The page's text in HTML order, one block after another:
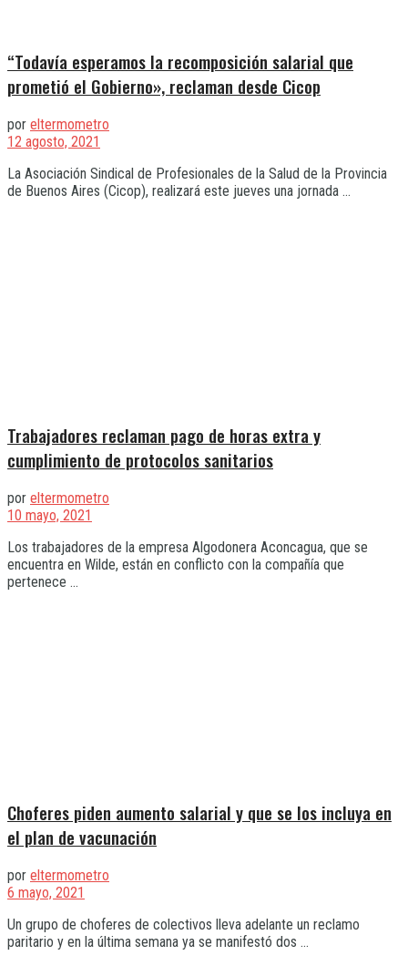
“Todavía esperamos la recomposición salarial que
prometió el Gobierno», reclaman desde Cicop
por eltermometro
12 agosto, 2021
La Asociación Sindical de Profesionales de la Salud de la Provincia
de Buenos Aires (Cicop), realizará este jueves una jornada ...
Trabajadores reclaman pago de horas extra y
cumplimiento de protocolos sanitarios
por eltermometro
10 mayo, 2021
Los trabajadores de la empresa Algodonera Aconcagua, que se
encuentra en Wilde, están en conflicto con la compañía que
pertenece ...
Choferes piden aumento salarial y que se los incluya en
el plan de vacunación
por eltermometro
6 mayo, 2021
Un grupo de choferes de colectivos lleva adelante un reclamo
paritario y en la última semana ya se manifestó dos ...